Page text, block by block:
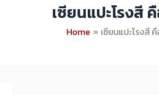
เซียนแปะโรงสี
Home เซียนแปะโรงสี